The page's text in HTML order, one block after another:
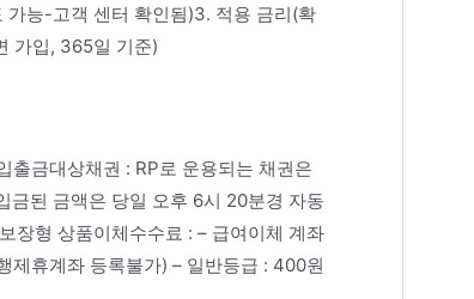
가능-고객 센터 확인됨)3. 적용 금리(확
가입, 365일 기준)
출금대상채권 : RP로 운용되는 채권은
금된 금액은 당일 오후 6시 20분경 자동
장형 상품이체수수료 : – 급여이체 계좌
제휴계좌 등록불가) – 일반등급 : 400원